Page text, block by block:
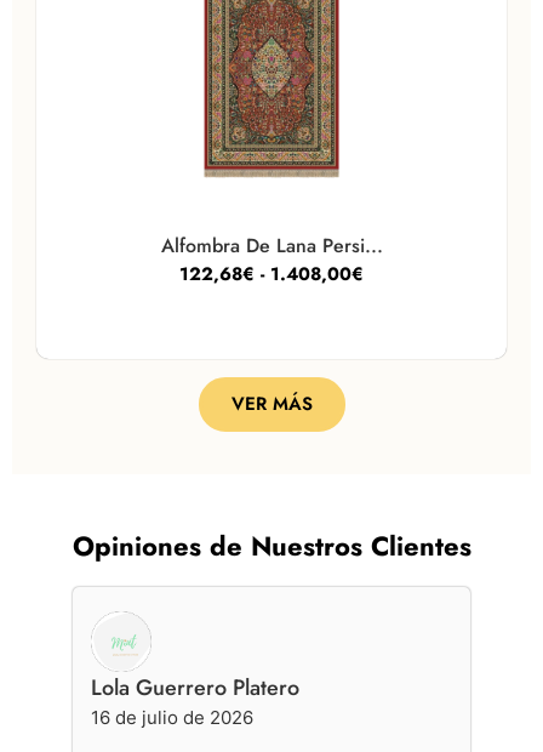
Alfombra De Lana Persi...
122,68€ - 1.408,00€
VER MÁS
Opiniones de Nuestros Clientes
Lola Guerrero Platero
16 de julio de 2026